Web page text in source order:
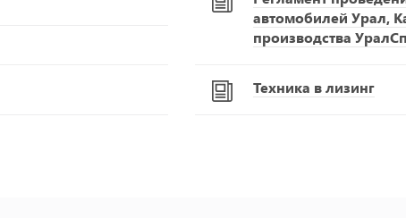
автомобилей Урал,
производства
Техника в лизинг